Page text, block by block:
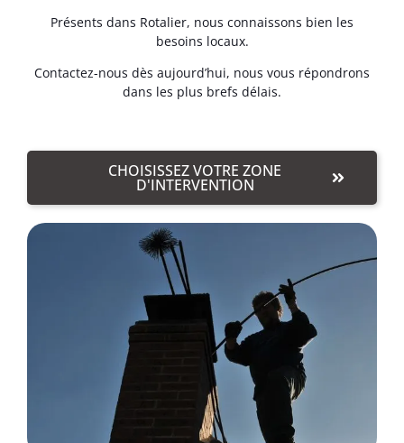
Présents dans Rotalier, nous connaissons bien les
besoins locaux.
Contactez-nous dès aujourd’hui, nous vous répondrons
dans les plus brefs délais.
CHOISISSEZ VOTRE ZONE
D'INTERVENTION